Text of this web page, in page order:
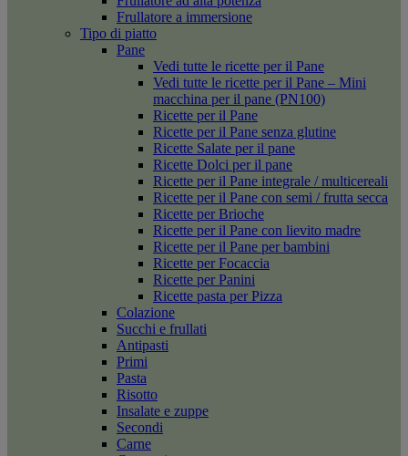
Frullatore a immersione
Tipo di piatto
Pane
Vedi tutte le ricette per il Pane
Vedi tutte le ricette per il Pane – Mini
macchina per il pane (PN100)
Ricette per il Pane
Ricette per il Pane senza glutine
Ricette Salate per il pane
Ricette Dolci per il pane
Ricette per il Pane integrale / multicereali
Ricette per il Pane con semi / frutta secca
Ricette per Brioche
Ricette per il Pane con lievito madre
Ricette per il Pane per bambini
Ricette per Focaccia
Ricette per Panini
Ricette pasta per Pizza
Colazione
Succhi e frullati
Antipasti
Primi
Pasta
Risotto
Insalate e zuppe
Secondi
Carne